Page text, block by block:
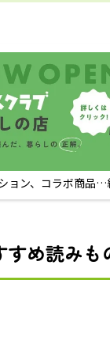
ョン、コラボ商品
すめ読みも